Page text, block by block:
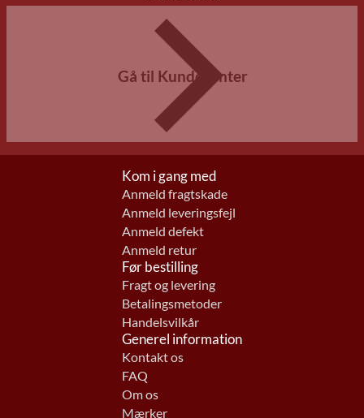
Gå til Kundecenter
Kom i gang med
Anmeld fragtskade
Anmeld leveringsfejl
Anmeld defekt
Anmeld retur
Før bestilling
Fragt og levering
Betalingsmetoder
Handelsvilkår
Generel information
Kontakt os
FAQ
Om os
Mærker